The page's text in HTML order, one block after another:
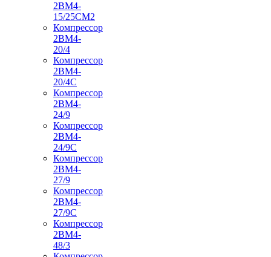
2ВМ4-
15/25СМ2
Компрессор
2ВМ4-
20/4
Компрессор
2ВМ4-
20/4С
Компрессор
2ВМ4-
24/9
Компрессор
2ВМ4-
24/9С
Компрессор
2ВМ4-
27/9
Компрессор
2ВМ4-
27/9С
Компрессор
2ВМ4-
48/3